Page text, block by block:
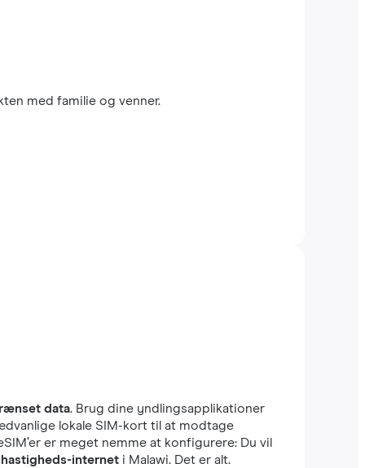
med familie og venner.
data. Brug dine yndlingsapplikationer
lokale SIM-kort til at modtage
er meget nemme at konfigurere: Du vil
internet i Malawi. Det er alt.